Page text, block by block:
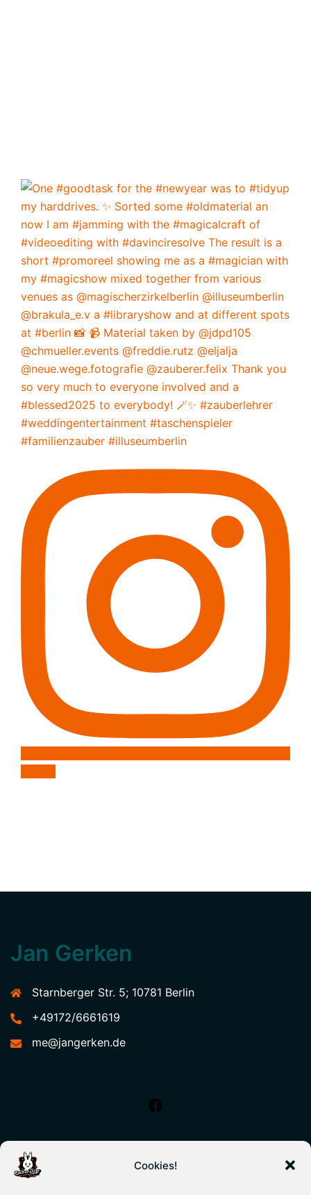
Cookies!
Jan Gerken
Starnberger Str. 5; 10781 Berlin
+49172/6661619
me@jangerken.de